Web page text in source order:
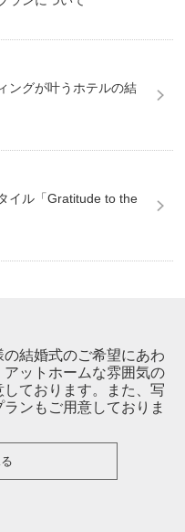
ングが叶うホテルの結
イル「Gratitude to the
結婚式のご希望にあわ
ットホームな雰囲気の
ております。また、写
ンもご用意しておりま